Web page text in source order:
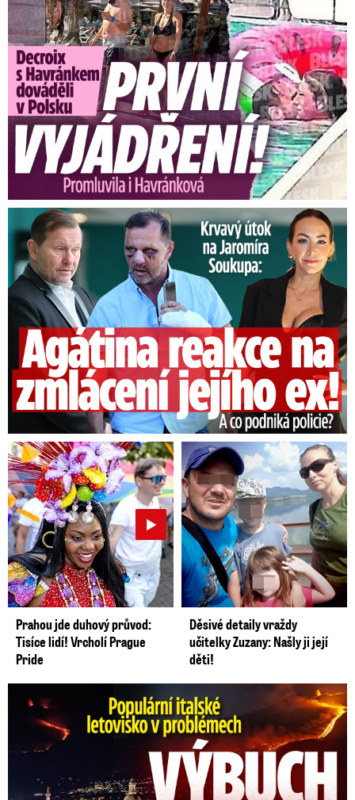
Útok na Jaromíra Soukupa: Reakce Agáty na zmlácení jejího ex
Prahou jde duhový průvod:
Tisíce lidí! Vrcholí Prague
Pride
Děsivé detaily vraždy
učitelky Zuzany: Našly ji její
děti!
Erupce sicilské sopky Etny: Ruší desítky letů